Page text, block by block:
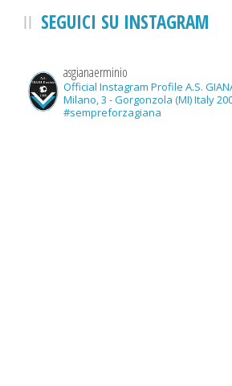
SEGUICI SU INSTAGRAM
asgianaerminio
Official Instagram Profile A.S.
Milano, 3 - Gorgonzola (MI) Italy
#sempreforzagiana